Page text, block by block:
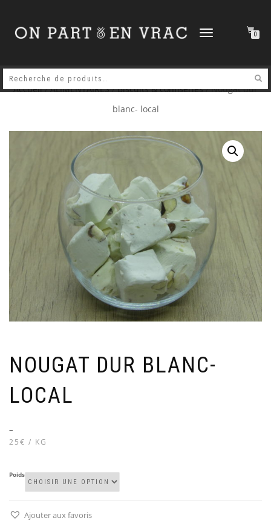
DÉPLIER
0
Accueil/ALIMENTAIRES/Biscuits & confiseries/ Nougat dur
blanc- local
NOUGAT DUR BLANC-
LOCAL
–
25€ / KG
Poids
Ajouter aux favoris